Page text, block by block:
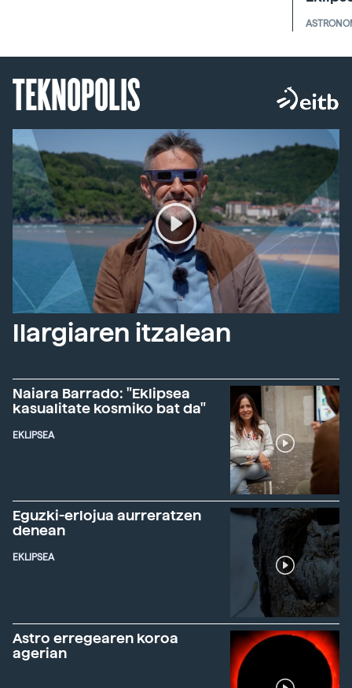
TEKNOPOLIS
Ilargiaren itzalean
Naiara Barrado: "Eklipsea
kasualitate kosmiko bat da"
EKLIPSEA
Eguzki-erlojua aurreratzen
denean
EKLIPSEA
Astro erregearen koroa
agerian